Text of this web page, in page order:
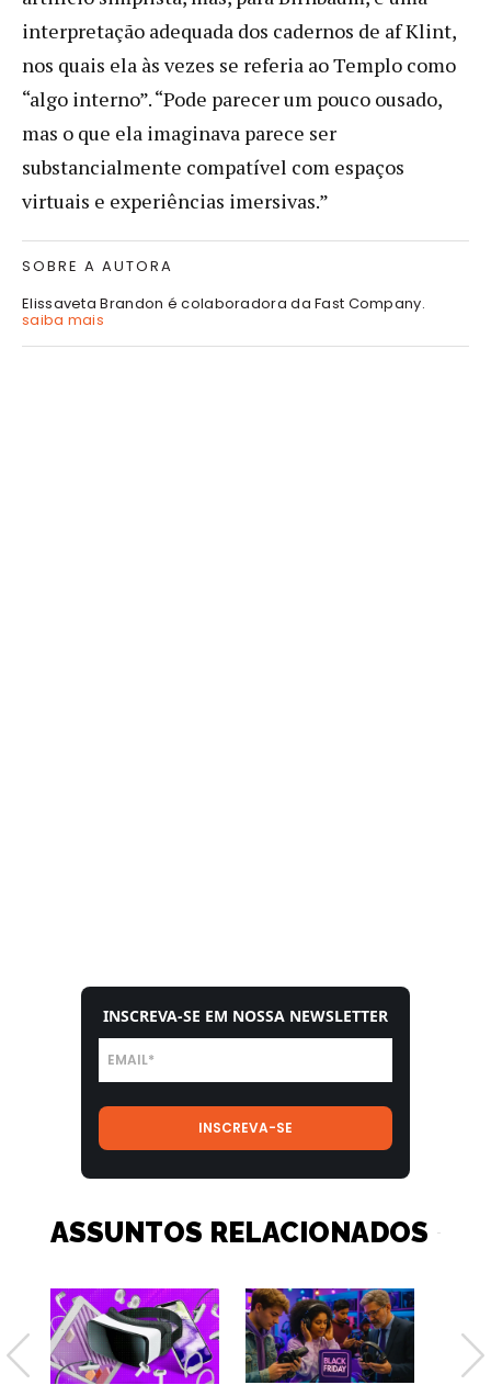
interpretação adequada dos cadernos de af Klint,
nos quais ela às vezes se referia ao Templo como
“algo interno”. “Pode parecer um pouco ousado,
mas o que ela imaginava parece ser
substancialmente compatível com espaços
virtuais e experiências imersivas.”
SOBRE A AUTORA
Elissaveta Brandon é colaboradora da Fast Company.
saiba mais
INSCREVA-SE EM NOSSA NEWSLETTER
ASSUNTOS RELACIONADOS